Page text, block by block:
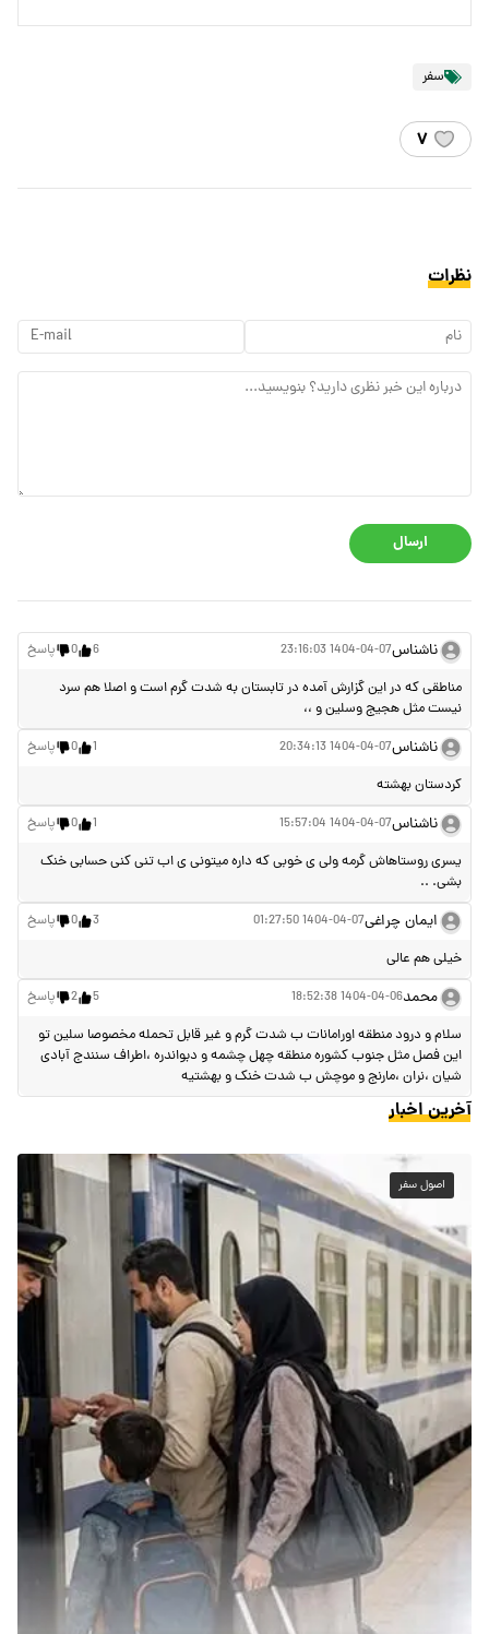
سفر
۷
نظرات
ارسال
ناشناس1404-04-07 23:16:03
6
0 پاسخ
مناطقی که در این گزارش آمده در تابستان به شدت گرم است و اصلا هم سرد
نیست مثل هجیج وسلین و ،،
ناشناس1404-04-07 20:34:13
1
0 پاسخ
کردستان بهشته
ناشناس1404-04-07 15:57:04
1
0 پاسخ
یسری روستاهاش گرمه ولی ی خوبی که داره میتونی ی اب تنی کنی حسابی خنک
بشی. ..
ایمان چراغی1404-04-07 01:27:50
3
0 پاسخ
خیلی هم عالی
محمد1404-04-06 18:52:38
5
2 پاسخ
سلام و درود منطقه اورامانات ب شدت گرم و غیر قابل تحمله مخصوصا سلین تو
این فصل مثل جنوب کشوره منطقه چهل چشمه و دبواندره ،اطراف سنندج آبادی‌
شیان ،نران ،مارنج و موچش ب شدت خنک و بهشتیه
آخرین اخبار
اصول سفر